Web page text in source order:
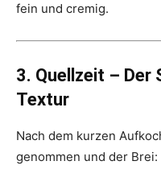
fein und cremig.
3. Quellzeit – Der
Textur
Nach dem kurzen
genommen und der Brei: